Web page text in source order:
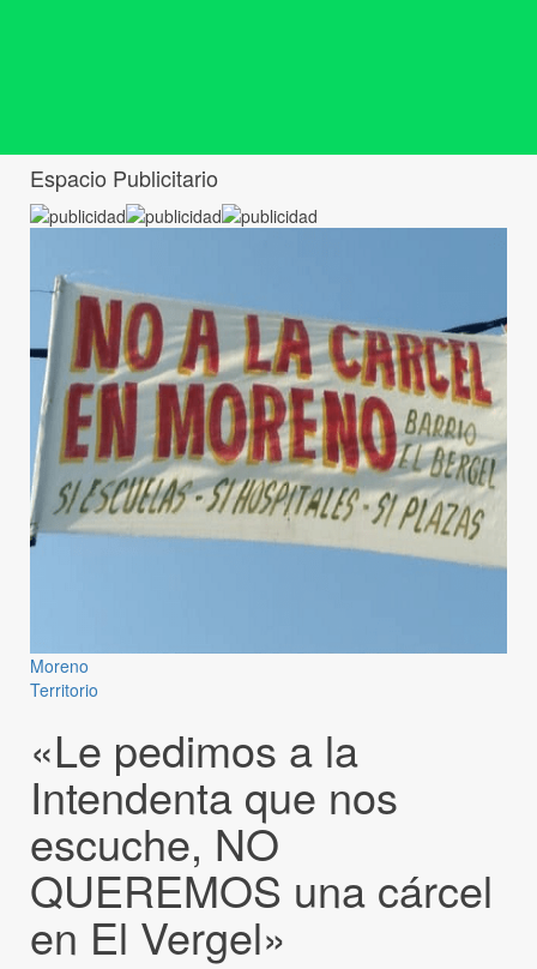
Espacio Publicitario
Moreno
Territorio
«Le pedimos a la
Intendenta que nos
escuche, NO
QUEREMOS una cárcel
en El Vergel»